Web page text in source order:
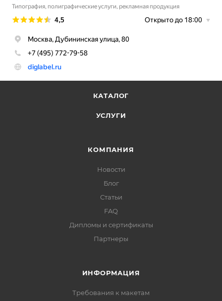
КАТАЛОГ
УСЛУГИ
КОМПАНИЯ
Новости
Блог
Статьи
FAQ
Дипломы и сертификаты
Партнеры
ИНФОРМАЦИЯ
Требования к макетам